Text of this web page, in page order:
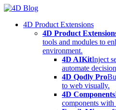
Skip
content4D Product Extensions
4D Product
tools and modules to
environment.
4D AIKitInject
automate
4D Qodly Pro
to web visually.
4D Components
components with